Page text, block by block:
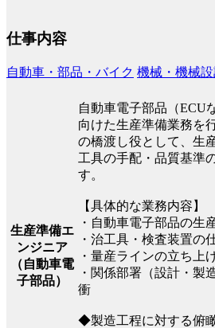
仕事内容
自動車・部品・バイク 機械・機械
生産準備エ
ンジニア
（自動車電
子部品）
自動車電子部品（ECU
向けた生産準備業務を
の橋渡し役として、生
工具の手配・品質基準
す。
【具体的な業務内容】
・自動車電子部品の生
・治工具・検査装置の
・量産ラインの立ち上
・関係部署（設計・製
衝
◆製造工程に対する俯